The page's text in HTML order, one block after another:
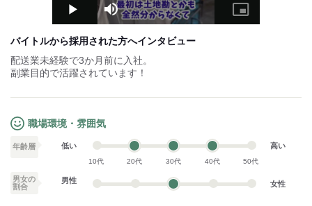
Play Mute
Picture-
in-
バイトルから採用された方へインタビュー
配送業未経験で3か月前に入社。
副業目的で活躍されています！
職場環境・雰囲気
年齢層 低い
10代 20代 30代 40代 50代
高い
男女の
割合
男性 女性